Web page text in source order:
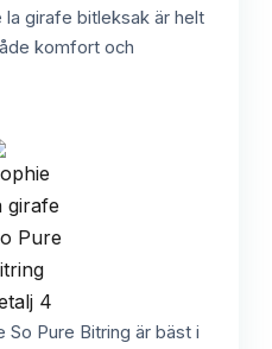
girafe bitleksak är helt
komfort och
So Pure Bitring är bäst i